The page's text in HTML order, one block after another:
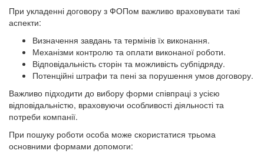
При укладенні договору з ФОПом важливо враховувати такі
аспекти:
Визначення завдань та термінів їх виконання.
Механізми контролю та оплати виконаної роботи.
Відповідальність сторін та можливість субпідряду.
Потенційні штрафи та пені за порушення умов договору.
Важливо підходити до вибору форми співпраці з усією
відповідальністю, враховуючи особливості діяльності та
потреби компанії.
При пошуку роботи особа може скористатися трьома
основними формами допомоги: